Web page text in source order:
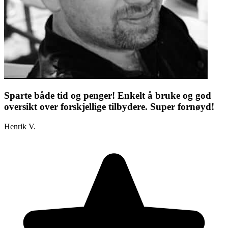
Sparte både tid og penger! Enkelt å bruke og god
oversikt over forskjellige tilbydere. Super fornøyd!
Henrik V.